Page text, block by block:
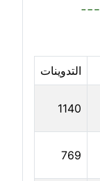
التدوينات
1140
769